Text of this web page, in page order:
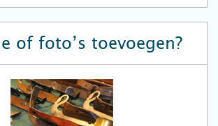
of foto’s toevoegen?